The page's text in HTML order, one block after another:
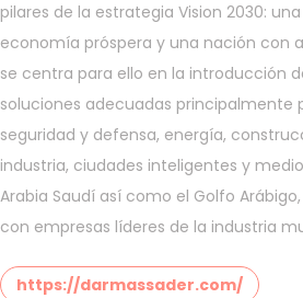
Noticias y medios
Contacto
pilares de la estrategia Vision 2030:
economía próspera y una nación con
se centra para ello en la introducción
soluciones adecuadas principalmente
seguridad y defensa, energía,
industria, ciudades inteligentes y
Arabia Saudí así como el Golfo
con empresas líderes de la industria
https://darmassader.com/